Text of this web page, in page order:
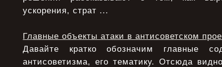
ускорения, страт ...
Главные объекты атаки в антисоветском
Давайте кратко обозначим главные
антисоветизма, его тематику. Отсюда